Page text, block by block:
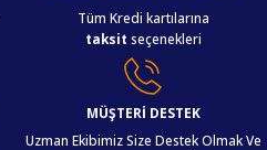
Tüm Kredi kartılarına
taksit seçenekleri
MÜŞTERİ DESTEK
Uzman Ekibimiz Size Destek Olmak Ve